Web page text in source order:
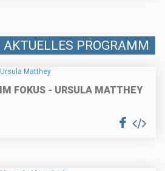
AKTUELLES PROGRAMM
FOKUS - URSULA MATTHEY